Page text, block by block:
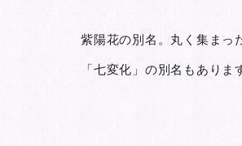
紫陽花の別名。丸く集まっ
「七変化」の別名もありま